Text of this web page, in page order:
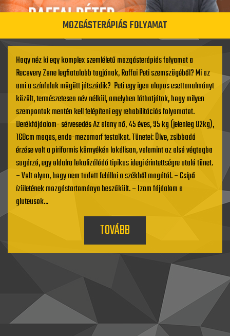
MOZGÁSTERÁPIÁS FOLYAMAT
Hogy néz ki egy komplex szemléletű mozgásterápiás folyamat a
Recovery Zone legfiatalabb tagjának, Raffai Peti szemszögéből? Mi az
ami a színfalak mögött játszódik? Peti egy igen alapos esettanulmányt
közölt, természetesen név nélkül, amelyben láthatjátok, hogy milyen
szempontok mentén kell felépíteni egy rehabilitációs folyamatot.
Derékfájdalom- sérvesedés Az alany nő, 45 éves, 95 kg (jelenleg 82kg),
168cm magas, endo-mezomorf testalkat. Tünetei: Ülve, zsibbadó
érzése volt a piriformis környékén lokálisan, valamint az alsó végtagba
sugárzó, egy oldalra lokalizálódó tipikus idegi érintettségre utaló tünet.
– Volt olyan, hogy nem tudott felállni a székből magától. – Csípő
ízületének mozgástartománya beszűkült. – Izom fájdalom a
gluteusok...
TOVÁBB